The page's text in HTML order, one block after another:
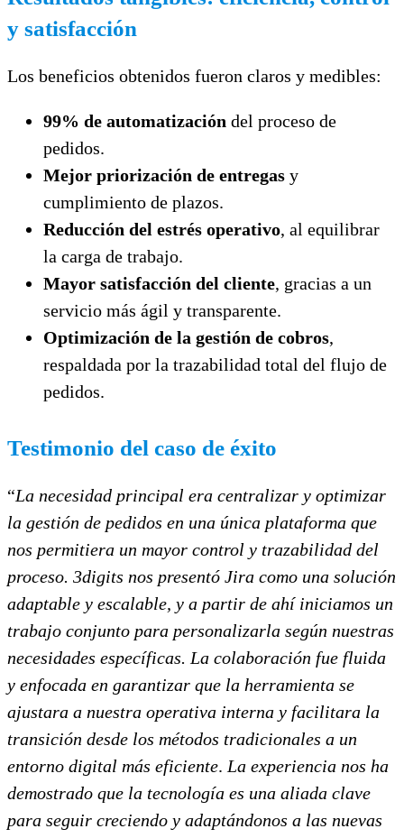
y satisfacción
Los beneficios obtenidos fueron claros y medibles:
99% de automatización del proceso de
pedidos.
Mejor priorización de entregas y
cumplimiento de plazos.
Reducción del estrés operativo, al equilibrar
la carga de trabajo.
Mayor satisfacción del cliente, gracias a un
servicio más ágil y transparente.
Optimización de la gestión de cobros,
respaldada por la trazabilidad total del flujo de
pedidos.
Testimonio del caso de éxito
“La necesidad principal era centralizar y optimizar
la gestión de pedidos en una única plataforma que
nos permitiera un mayor control y trazabilidad del
proceso. 3digits nos presentó Jira como una solución
adaptable y escalable, y a partir de ahí iniciamos un
trabajo conjunto para personalizarla según nuestras
necesidades específicas. La colaboración fue fluida
y enfocada en garantizar que la herramienta se
ajustara a nuestra operativa interna y facilitara la
transición desde los métodos tradicionales a un
entorno digital más eficiente. La experiencia nos ha
demostrado que la tecnología es una aliada clave
para seguir creciendo y adaptándonos a las nuevas